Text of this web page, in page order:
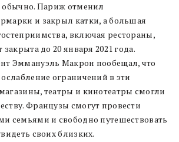
обычно. Париж отменил
и закрыл катки, а большая
включая рестораны,
до 20 января 2021 года.
Эммануэль Макрон пообещал, что
ослабление ограничений в эти
театры и кинотеатры смогли
Французы смогут провести
семьями и свободно путешествовать
своих близких.